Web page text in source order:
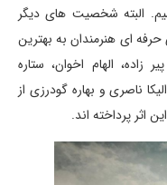
البته شخصیت های دیگر
ای هنرمندان به بهترین
الهام اخوان، ستاره
ناصری و بهاره گودرزی از
اثر پرداخته اند.